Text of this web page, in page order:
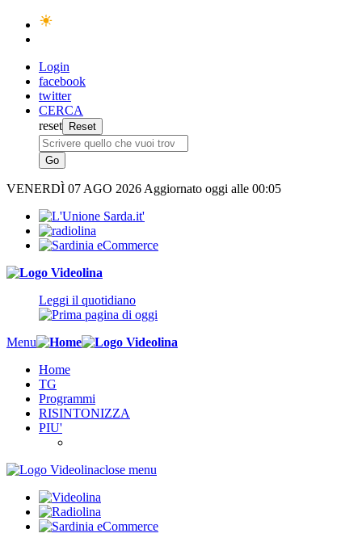
Login
facebook
twitter
CERCA
reset
VENERDÌ 07 AGO 2026 Aggiornato oggi alle 00:05
Leggi il quotidiano
Menu
Home
TG
Programmi
RISINTONIZZA
PIU'
close menu